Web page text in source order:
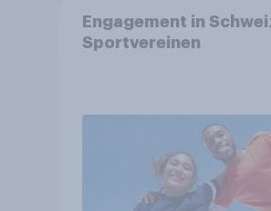
Engagement in
Sportvereinen